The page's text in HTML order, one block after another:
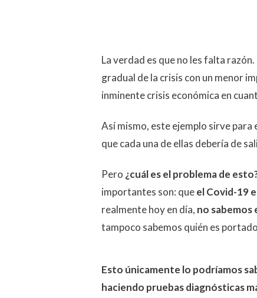
La verdad es que no les falta
gradual de la crisis con un menor
inminente crisis económica en
Así mismo, este ejemplo sirve para
que cada una de ellas debería de
Pero ¿cuál es el problema de
importantes son: queel Covid-19
realmente hoy en día, no sabemos
tampoco sabemos quién es
Esto únicamente lo podríamos
haciendo pruebas diagnósticas